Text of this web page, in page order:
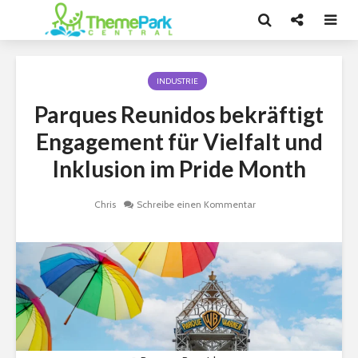
INDUSTRIE
Parques Reunidos bekräftigt
Engagement für Vielfalt und
Inklusion im Pride Month
Chris Schreibe einen Kommentar